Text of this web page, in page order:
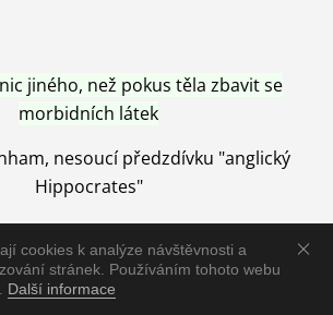
cookies k analýze návštěvnosti a
stránek. Používáním tohoto webu
Další informace
jiného, než pokus těla zbavit se
morbidních látek
nesoucí předzdívku "anglický
Hippocrates"
jen pomocí Přírody, neutralizací a